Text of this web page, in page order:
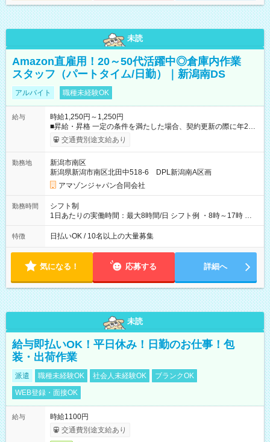
未読
Amazon直雇用！20～50代活躍中◎倉庫内作業
スタッフ（パートタイム/日勤）｜新潟南DS
アルバイト 職種未経験OK
給与
時給1,250円～1,250円
■昇給・昇格 一定の条件を満たした場合、契約更新の際に年2回
まで昇給の機会があります。 ■正社員登用制度あり ※月末締/翌
月25日支払い ※時間外手当、別途支給 ※深夜割増賃金 (22:00～
☆Amazon直雇用で安定して働けます！ 【試用期間】試用期間
あり 試用期間の長さ：1週間 雇用形態、給与は本採用時と同じ
です。
交通費別途支給あり
勤務地
新潟市南区
新潟県新潟市南区北田中518-6 DPL新潟南A区画
アマゾンジャパン合同会社
勤務時間
シフト制
1日あたりの実働時間：最大8時間/日 シフト例 ・8時～17時 ・
12時～21時
特徴 日払いOK / 10名以上の大量募集
気になる！ 応募する 詳細へ
未読
給与即払いOK！平日休み！日勤のお仕事！包
装・出荷作業
派遣 職種未経験OK 社会人未経験OK
ブランクOK
WEB登録・面接OK
給与
時給1100円
交通費別途支給あり